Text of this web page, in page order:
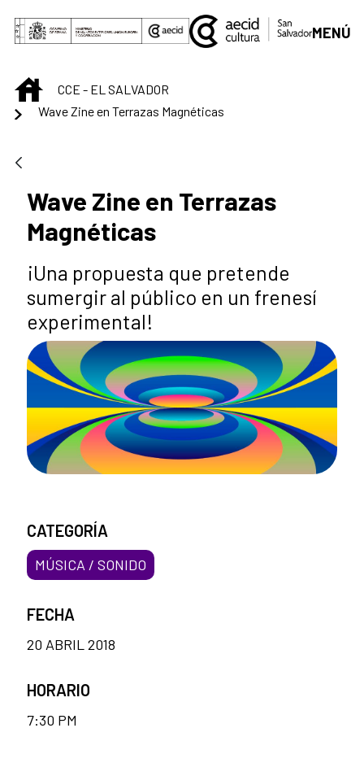
Saltar al contenido principal
MENÚ
INICIOCCE - EL SALVADOR
Wave Zine en Terrazas Magnéticas
Wave Zine en Terrazas
Magnéticas
¡Una propuesta que pretende
sumergir al público en un frenesí
experimental!
CATEGORÍA
MÚSICA / SONIDO
FECHA
20 ABRIL 2018
HORARIO
7:30 PM